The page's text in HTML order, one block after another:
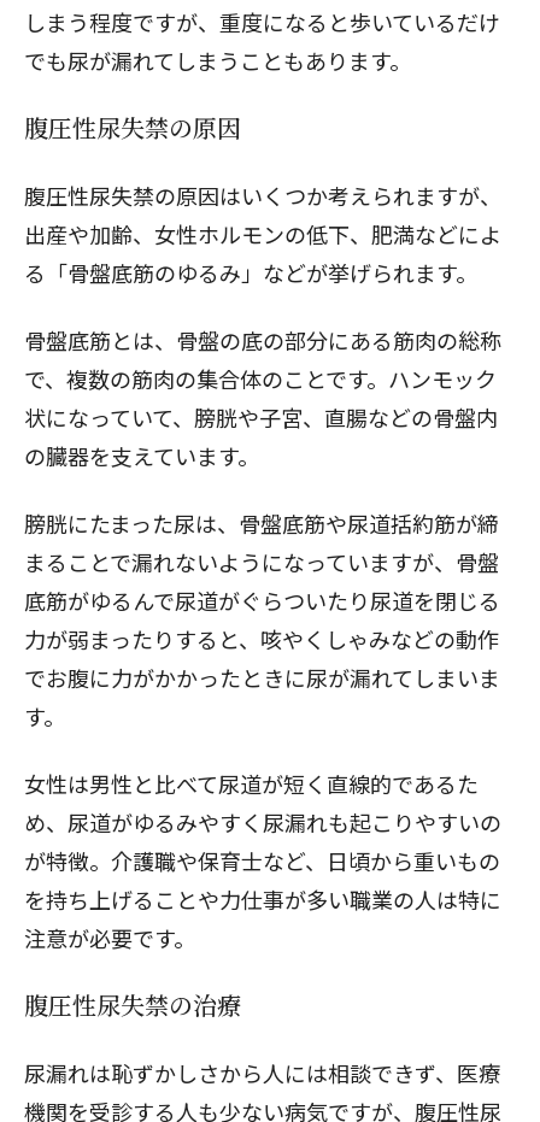
しまう程度ですが、重度になると歩いているだけ
でも尿が漏れてしまうこともあります。
腹圧性尿失禁の原因
腹圧性尿失禁の原因はいくつか考えられますが、
出産や加齢、女性ホルモンの低下、肥満などによ
る「骨盤底筋のゆるみ」などが挙げられます。
骨盤底筋とは、骨盤の底の部分にある筋肉の総称
で、複数の筋肉の集合体のことです。ハンモック
状になっていて、膀胱や子宮、直腸などの骨盤内
の臓器を支えています。
膀胱にたまった尿は、骨盤底筋や尿道括約筋が締
まることで漏れないようになっていますが、骨盤
底筋がゆるんで尿道がぐらついたり尿道を閉じる
力が弱まったりすると、咳やくしゃみなどの動作
でお腹に力がかかったときに尿が漏れてしまいま
す。
女性は男性と比べて尿道が短く直線的であるた
め、尿道がゆるみやすく尿漏れも起こりやすいの
が特徴。介護職や保育士など、日頃から重いもの
を持ち上げることや力仕事が多い職業の人は特に
注意が必要です。
腹圧性尿失禁の治療
尿漏れは恥ずかしさから人には相談できず、医療
機関を受診する人も少ない病気ですが、腹圧性尿